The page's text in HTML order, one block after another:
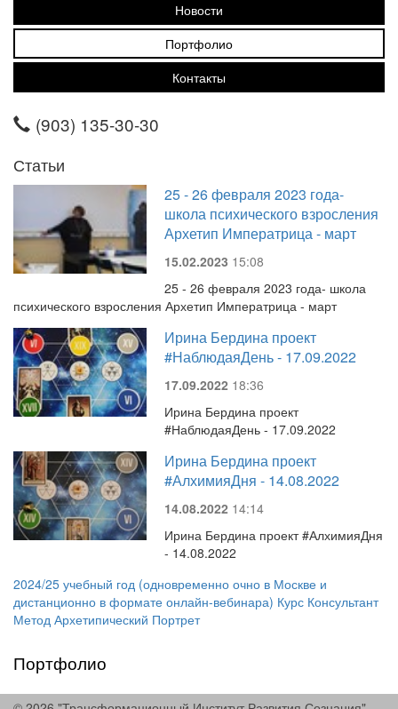
Новости
Портфолио
Контакты
(903) 135-30-30
Статьи
25 - 26 февраля 2023 года-
школа психического взросления
Архетип Императрица - март
15.02.2023 15:08
25 - 26 февраля 2023 года- школа
психического взросления Архетип Императрица - март
Ирина Бердина проект
#НаблюдаяДень - 17.09.2022
17.09.2022 18:36
Ирина Бердина проект
#НаблюдаяДень - 17.09.2022
Ирина Бердина проект
#АлхимияДня - 14.08.2022
14.08.2022 14:14
Ирина Бердина проект #АлхимияДня
- 14.08.2022
2024/25 учебный год (одновременно очно в Москве и
дистанционно в формате онлайн-вебинара) Курс Консультант
Метод Архетипический Портрет
Портфолио